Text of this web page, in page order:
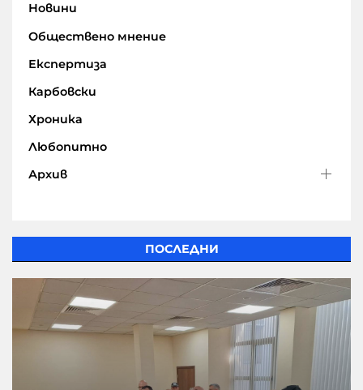
Новини
Обществено мнение
Експертиза
Карбовски
Хроника
Любопитно
Архив
ПОСЛЕДНИ